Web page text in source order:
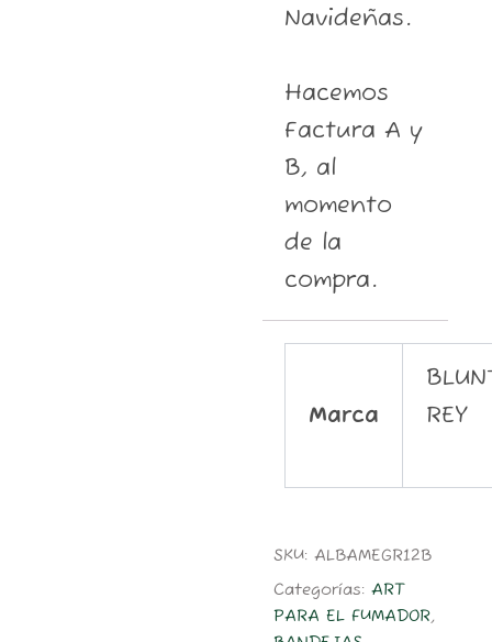
Navideñas.
Hacemos
Factura A y
B, al
momento
de la
compra.
Marca
REY
SKU:ALBAMEGR12B
Categorías:ART
PARA EL FUMADOR,